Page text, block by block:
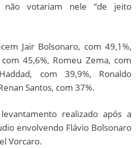
votariam nele “de jeito
Jair Bolsonaro, com 49,1%,
45,6%, Romeu Zema, com
com 39,9%, Ronaldo
Santos, com 37%.
realizado após a
envolvendo Flávio Bolsonaro
Vorcaro.